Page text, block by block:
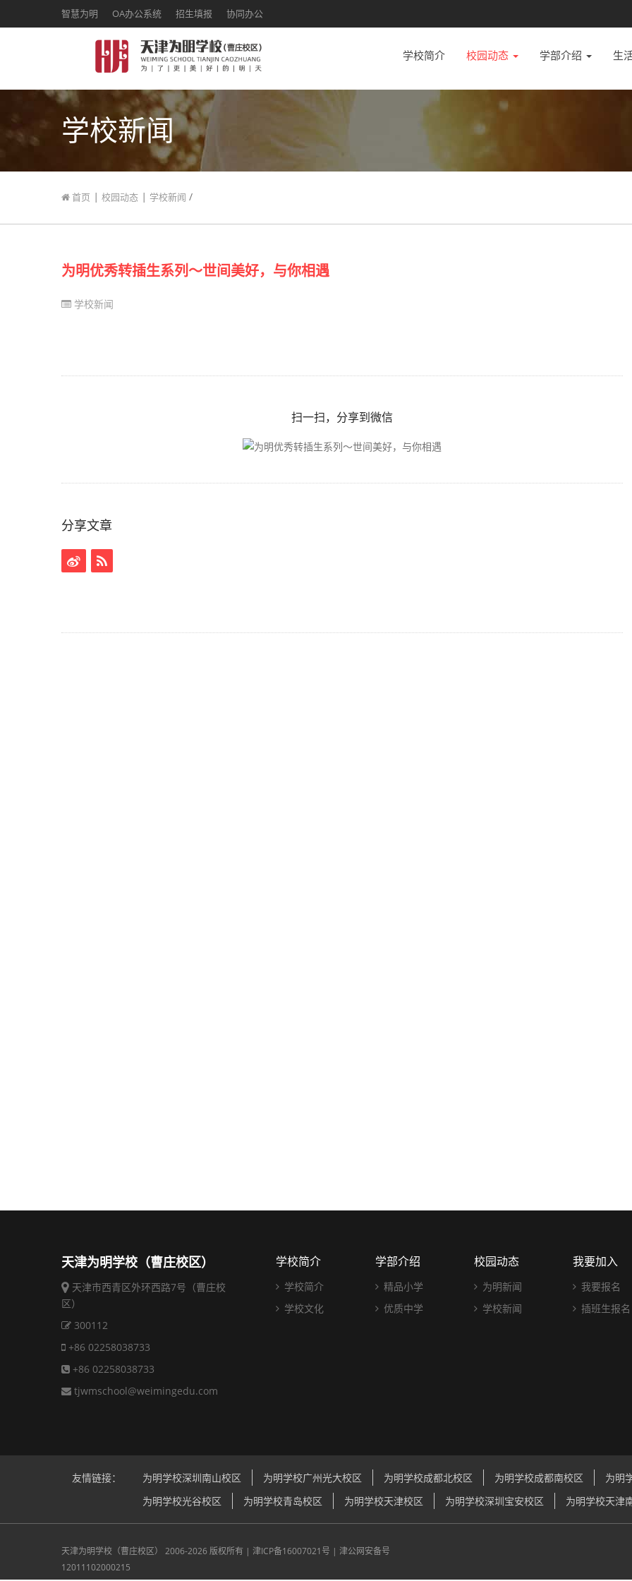
智慧为明 OA办公系统 招生填报 协同办公
学校简介 校园动态 学部介绍 生
学校新闻
首页 | 校园动态 | 学校新闻 /
为明优秀转插生系列～世间美好，与你相遇
学校新闻
扫一扫，分享到微信
分享文章
天津为明学校（曹庄校区）
天津市西青区外环西路7号（曹庄校
区）
300112
+86 02258038733
+86 02258038733
tjwmschool@weimingedu.com
学校简介
学校简介
学校文化
学部介绍
精品小学
优质中学
校园动态
为明新闻
学校新闻
我要加入
我要报名
插班生报名
友情链接： 为明学校深圳南山校区 为明学校广州光大校区 为明学校成都北校区 为明学校成都南校区
为明
为明学校光谷校区
为明学校青岛校区 为明学校天津校区 为明学校深圳宝安校区 为明学校天津
天津为明学校（曹庄校区） 2006-2026 版权所有 | 津ICP备16007021号 | 津公网安备号
12011102000215